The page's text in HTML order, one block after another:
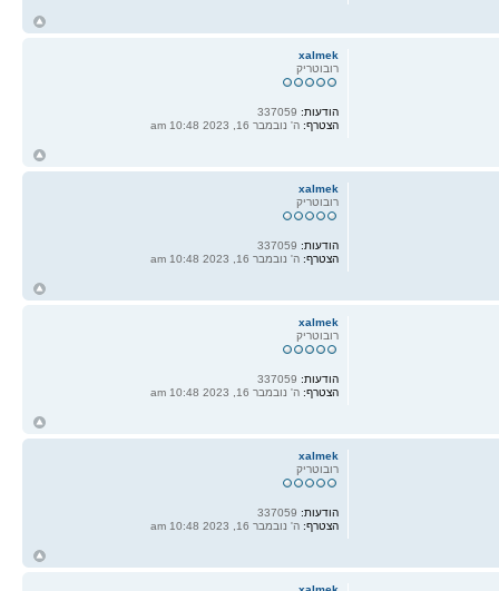
xalmek
רובוטריק
הודעות:337059
הצטרף:ה' נובמבר 16, 2023 10:48 am
xalmek
רובוטריק
הודעות:
הצטרף: ה' נובמבר 16, 2023 10:48 am
xalmek
רובוטריק
הודעות:337059
הצטרף:ה' נובמבר 16, 2023 10:48 am
xalmek
רובוטריק
הודעות:
הצטרף: ה' נובמבר 16, 2023 10:48 am